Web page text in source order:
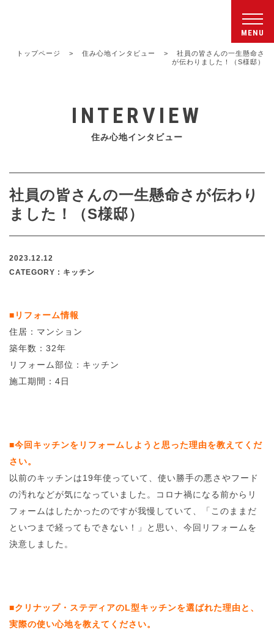
トップページ > 住み心地インタビュー >
社員の皆さんの一生懸命さ
が伝わりました！（S様邸）
INTERVIEW
住み心地インタビュー
社員の皆さんの一生懸命さが伝わり
ました！（S様邸）
2023.12.12
CATEGORY : キッチン
■リフォーム情報
住居：マンション
築年数：32年
リフォーム部位：キッチン
施工期間：4日
■今回キッチンをリフォームしようと思った理由を教えてくだ
さい。
以前のキッチンは19年使っていて、使い勝手の悪さやフード
の汚れなどが気になっていました。コロナ禍になる前からリ
フォームはしたかったのですが我慢していて、「このままだ
といつまで経ってもできない！」と思い、今回リフォームを
決意しました。
■クリナップ・ステディアのL型キッチンを選ばれた理由と、
実際の使い心地を教えてください。